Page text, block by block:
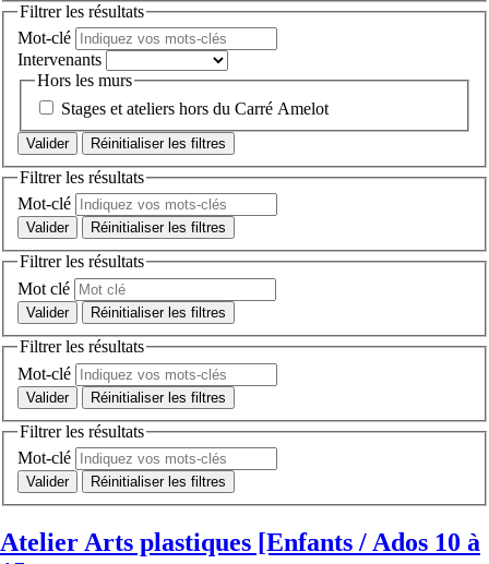
Filtrer les résultats
Mot-clé
Intervenants
Hors les murs
Stages et ateliers hors du Carré Amelot
Réinitialiser les filtres
Filtrer les résultats
Mot-clé
Réinitialiser les filtres
Filtrer les résultats
Mot clé
Réinitialiser les filtres
Filtrer les résultats
Mot-clé
Réinitialiser les filtres
Filtrer les résultats
Mot-clé
Réinitialiser les filtres
Atelier Arts plastiques [Enfants / Ados 10 à